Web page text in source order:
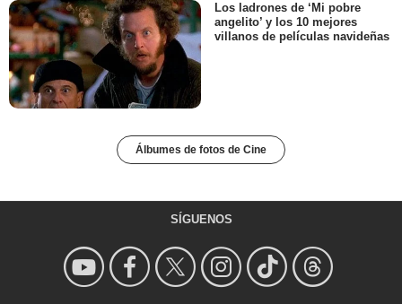
Los ladrones de ‘Mi pobre
angelito’ y los 10 mejores
villanos de películas navideñas
Álbumes de fotos de Cine
SÍGUENOS